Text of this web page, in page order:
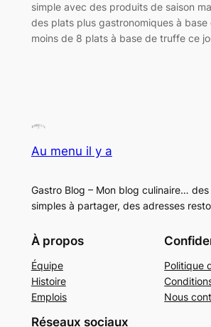
simple avec des produits de saison
des plats plus gastronomiques à
moins de 8 plats à base de truffe ce
Au menu il y a
Gastro Blog – Mon blog culinaire…
simples à partager, des adresses
À propos
Équipe
Histoire
Emplois
Politique
Nous
Réseaux sociaux